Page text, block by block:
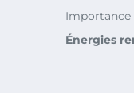
Importance
Énergies